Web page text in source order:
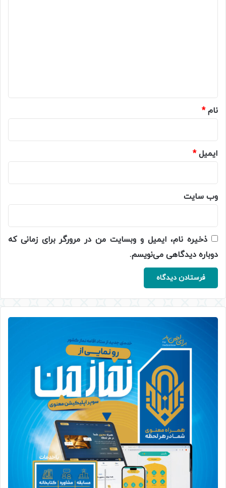
نام*
ایمیل*
وب‌ سایت
ذخیره نام، ایمیل و وبسایت من در مرورگر برای زمانی که
دوباره دیدگاهی می‌نویسم.